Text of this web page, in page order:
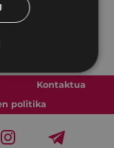
pelikula
izango
Kontaktua
politika